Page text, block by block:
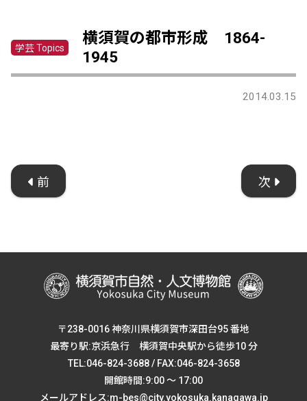
学芸 Topics
横須賀の都市形成 1864-
1945
2014.03.15
前 次
〒238-0016 神奈川県横須賀市深田台95 番地
最寄り駅:京浜急行 横須賀中央駅から徒歩10 分
TEL:046-824-3688 / FAX:046-824-3658
開館時間:9:00 ～ 17:00
メールアドレス:m-bes@city.yokosuka.kanagawa.jp